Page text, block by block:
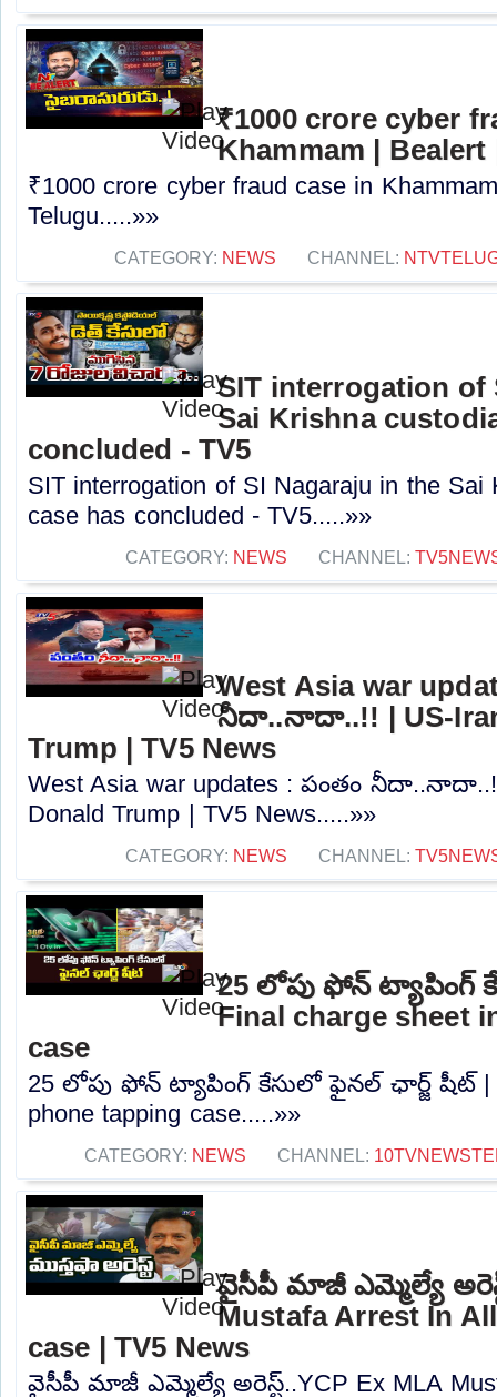
₹1000 crore cyber
Khammam | Bealert
₹1000 crore cyber fraud case in
Telugu.....»»
CATEGORY: NEWS CHANNEL:
SIT interrogation of
Sai Krishna
concluded - TV5
SIT interrogation of SI Nagaraju in the Sai
case has concluded - TV5.....»»
CATEGORY: NEWS CHANNEL:
West Asia war
నీదా..నాదా..!! | US-
Trump | TV5 News
West Asia war updates : పంతం
Donald Trump | TV5 News.....»»
CATEGORY: NEWS CHANNEL:
25 లోపు ఫోన్ ట్యాపింగ్
Final charge sheet
case
25 లోపు ఫోన్ ట్యాపింగ్ కేసులో ఫైనల్ ఛార్జ్ షీట్ |
phone tapping case.....»»
CATEGORY: NEWS CHANNEL:
వైసీపీ మాజీ ఎమ్మెల్యే
Mustafa Arrest In
case | TV5 News
వైసీపీ మాజీ ఎమ్మెల్యే అరెస్ట్..YCP Ex MLA